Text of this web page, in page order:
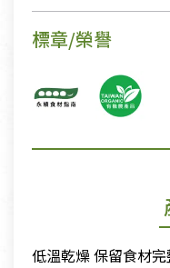
標章/榮譽
低溫乾燥 保留食材